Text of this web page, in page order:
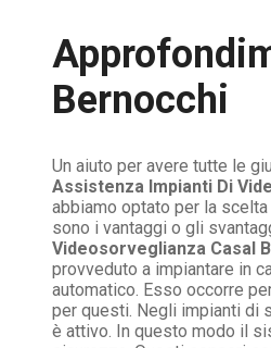
Bernocchi
Un aiuto per avere tutte le
Assistenza Impianti Di
abbiamo optato per la scelta
sono i vantaggi o gli
Videosorveglianza Casal
provveduto a impiantare in
automatico. Esso occorre
per questi. Negli impianti di
è attivo. In questo modo il